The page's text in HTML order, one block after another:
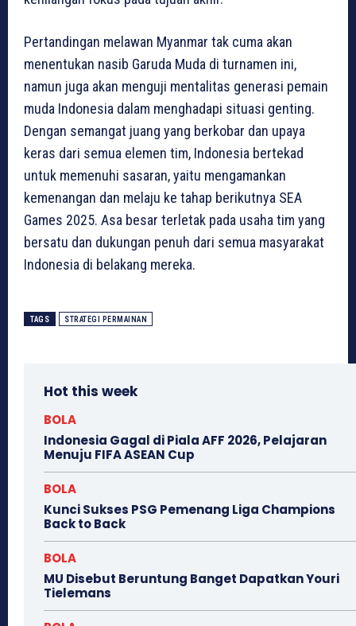
Pertandingan melawan Myanmar tak cuma akan
menentukan nasib Garuda Muda di turnamen ini,
namun juga akan menguji mentalitas generasi pemain
muda Indonesia dalam menghadapi situasi genting.
Dengan semangat juang yang berkobar dan upaya
keras dari semua elemen tim, Indonesia bertekad
untuk memenuhi sasaran, yaitu mengamankan
kemenangan dan melaju ke tahap berikutnya SEA
Games 2025. Asa besar terletak pada usaha tim yang
bersatu dan dukungan penuh dari semua masyarakat
Indonesia di belakang mereka.
TAGS STRATEGI PERMAINAN
Hot this week
BOLA
Indonesia Gagal di Piala AFF 2026, Pelajaran
Menuju FIFA ASEAN Cup
BOLA
Kunci Sukses PSG Pemenang Liga Champions
Back to Back
BOLA
MU Disebut Beruntung Banget Dapatkan Youri
Tielemans